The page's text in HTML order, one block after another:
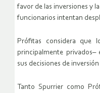
favor de las inversiones y
funcionarios intentan
Prófitas considera que
principalmente privados–
sus decisiones de
Tanto Spurrier como